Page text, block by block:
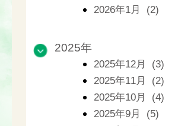
2026年1月 (2)
2025年
2025年12月 (3)
2025年11月 (2)
2025年10月 (4)
2025年9月 (5)